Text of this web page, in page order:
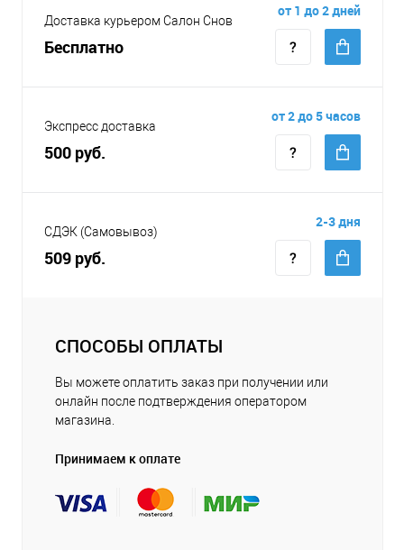
Доставка курьером Салон Снов
Бесплатно
от 1 до 2 дней
Экспресс доставка
500 руб.
от 2 до 5 часов
СДЭК (Самовывоз)
509 руб.
2-3 дня
СПОСОБЫ ОПЛАТЫ
Вы можете оплатить заказ при получении или
онлайн после подтверждения оператором
магазина.
Принимаем к оплате